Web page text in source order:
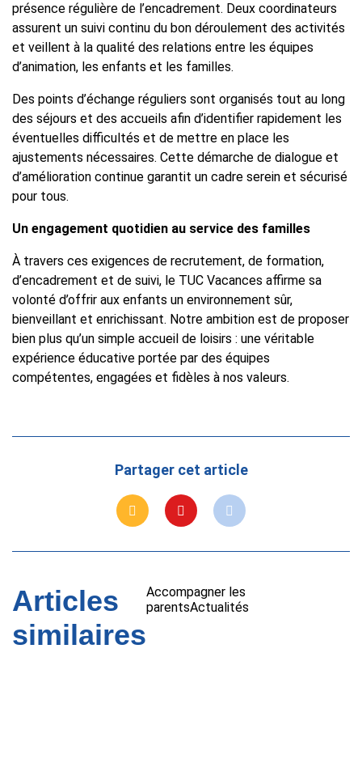
présence régulière de l’encadrement. Deux coordinateurs
assurent un suivi continu du bon déroulement des activités
et veillent à la qualité des relations entre les équipes
d’animation, les enfants et les familles.
Des points d’échange réguliers sont organisés tout au long
des séjours et des accueils afin d’identifier rapidement les
éventuelles difficultés et de mettre en place les
ajustements nécessaires. Cette démarche de dialogue et
d’amélioration continue garantit un cadre serein et sécurisé
pour tous.
Un engagement quotidien au service des familles
À travers ces exigences de recrutement, de formation,
d’encadrement et de suivi, le TUC Vacances affirme sa
volonté d’offrir aux enfants un environnement sûr,
bienveillant et enrichissant. Notre ambition est de proposer
bien plus qu’un simple accueil de loisirs : une véritable
expérience éducative portée par des équipes
compétentes, engagées et fidèles à nos valeurs.
Partager cet article
Articles
similaires
Accompagner les
parentsActualités